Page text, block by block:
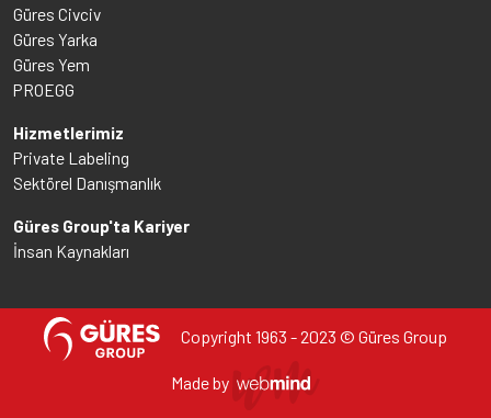
Güres Civciv
Güres Yarka
Güres Yem
PROEGG
Hizmetlerimiz
Private Labeling
Sektörel Danışmanlık
Güres Group'ta Kariyer
İnsan Kaynakları
Copyright 1963 - 2023 © Güres Group
Made by